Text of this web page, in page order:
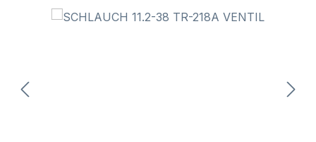
Bildergalerie überspringen